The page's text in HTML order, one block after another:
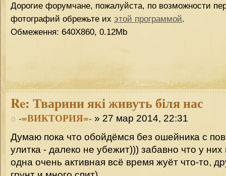
Дорогие форумчане, пожалуйста, по возможности
фотографий обрежьте их этой программой.
Обмеження: 640Х860, 0.12Mb
Re: Тварини які живуть біля нас
-=ВИКТОРИЯ=- » 27 мар 2014, 22:31
Думаю пока что обойдёмся без ошейника с
улитка - далеко не убежит))) забавно что у
одна очень активная всё время жуёт что-то,